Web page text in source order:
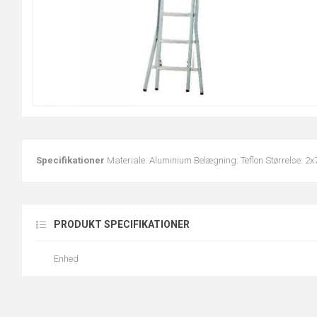
Specifikationer Materiale: Aluminium Belægning: Teflon Størrelse:
PRODUKT SPECIFIKATIONER
Enhed